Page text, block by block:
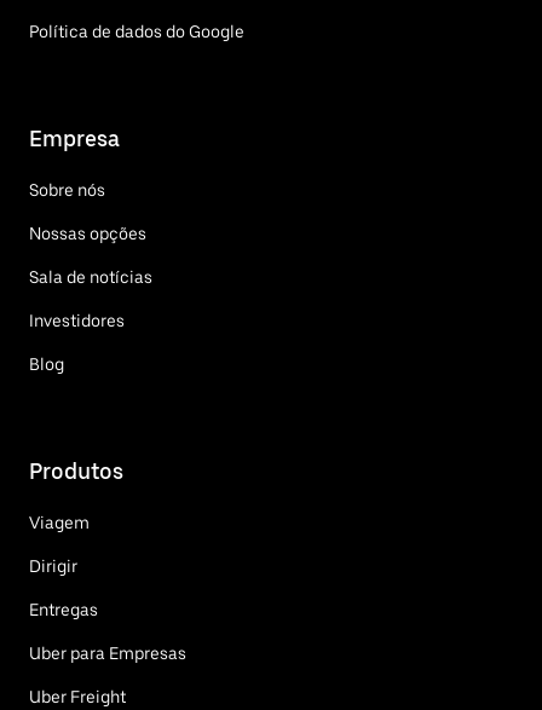
Política de dados do Google
Empresa
Sobre nós
Nossas opções
Sala de notícias
Investidores
Blog
Produtos
Viagem
Dirigir
Entregas
Uber para Empresas
Uber Freight